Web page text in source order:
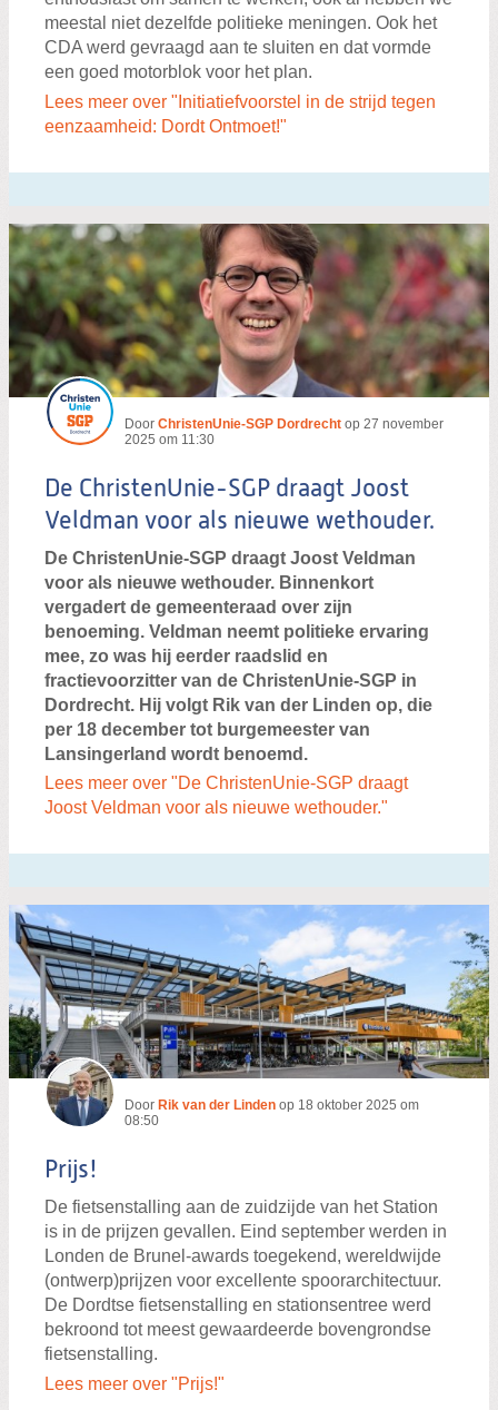
meestal niet dezelfde politieke meningen. Ook het
CDA werd gevraagd aan te sluiten en dat vormde
een goed motorblok voor het plan.
Lees meer over "Initiatiefvoorstel in de strijd tegen
eenzaamheid: Dordt Ontmoet!"
Door ChristenUnie-SGP Dordrecht op 27 november
2025 om 11:30
De ChristenUnie-SGP draagt Joost
Veldman voor als nieuwe wethouder.
De ChristenUnie-SGP draagt Joost Veldman
voor als nieuwe wethouder. Binnenkort
vergadert de gemeenteraad over zijn
benoeming. Veldman neemt politieke ervaring
mee, zo was hij eerder raadslid en
fractievoorzitter van de ChristenUnie-SGP in
Dordrecht. Hij volgt Rik van der Linden op, die
per 18 december tot burgemeester van
Lansingerland wordt benoemd.
Lees meer over "De ChristenUnie-SGP draagt
Joost Veldman voor als nieuwe wethouder."
Door Rik van der Linden op 18 oktober 2025 om
08:50
Prijs!
De fietsenstalling aan de zuidzijde van het Station
is in de prijzen gevallen. Eind september werden in
Londen de Brunel-awards toegekend, wereldwijde
(ontwerp)prijzen voor excellente spoorarchitectuur.
De Dordtse fietsenstalling en stationsentree werd
bekroond tot meest gewaardeerde bovengrondse
fietsenstalling.
Lees meer over "Prijs!"